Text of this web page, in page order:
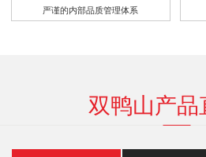
严谨的内部品质管理体系
双鸭山产品